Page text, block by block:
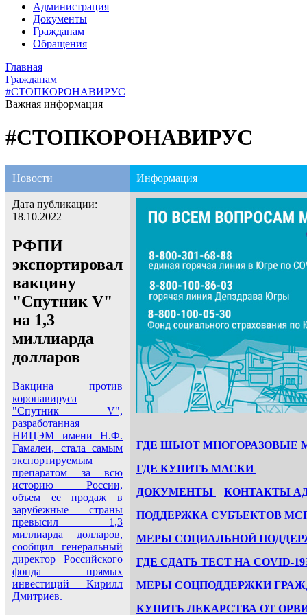
Администрация
Документы
Гражданам
Обращения
Главная
Гражданам
#СТОПКОРОНАВИРУС
Важная информация
#СТОПКОРОНАВИРУС
Новости Информация
Дата публикации:
18.10.2022
РФПИ
экспортировал
вакцину
"Спутник V"
на 1,3
миллиарда
долларов
Вакцина против
коронавируса
"Спутник V",
разработанная
НИЦЭМ имени Н.Ф.
Гамалеи, стала самым
экспортируемым
препаратом за всю
историю России,
объем ее продаж в
зарубежные страны
превысил 1,3
миллиарда долларов,
сообщил генеральный
директор Российского
фонда прямых
инвестиций Кирилл
Дмитриев.
ГДЕ ШЬЮТ МНОГОРАЗОВЫЕ
ГДЕ КУПИТЬ МАСКИ
ДОКУМЕНТЫ
КОНТАКТЫ
ПОДДЕРЖКА СУБЪЕКТОВ
МЕРЫ СОЦИАЛЬНОЙ
ГДЕ СДАТЬ ТЕСТ НА COVID-
МЕРЫ СОЦПОДДЕРЖКИ
КУПИТЬ ЛЕКАРСТВА ОТ